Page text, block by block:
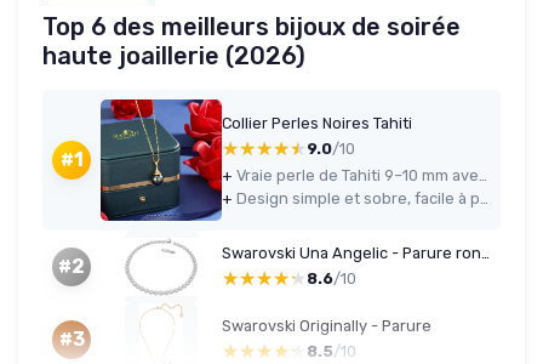
Top 6 des meilleurs bijoux de soirée
haute joaillerie (2026)
#1
Collier Perles Noires Tahiti
★★★★★
★★★★★ 9.0/10
+
+
#2 ★★★★★
★★★★★ 8.6/10
#3
Swarovski Originally - Parure
★★★★★
★★★★★ 8.5/10